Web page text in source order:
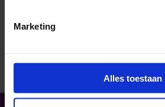
Marketing
Alles toestaan